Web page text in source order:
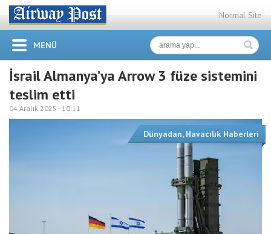
Normal Site
MENÜ
İsrail Almanya’ya Arrow 3 füze sistemini
teslim etti
04 Aralık 2025 - 10:11
Dünyadan, Havacılık Haberleri